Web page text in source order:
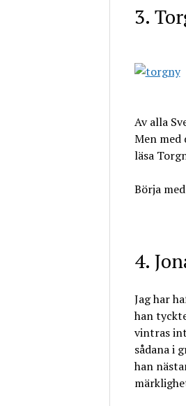
3.
Av alla
Men med
läsa
Börja
4.
Jag har
han
vintras
sådana i
han